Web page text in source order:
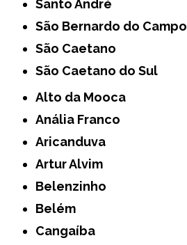
Santo André
São Bernardo do Campo
São Caetano
São Caetano do Sul
Alto da Mooca
Anália Franco
Aricanduva
Artur Alvim
Belenzinho
Belém
Cangaíba